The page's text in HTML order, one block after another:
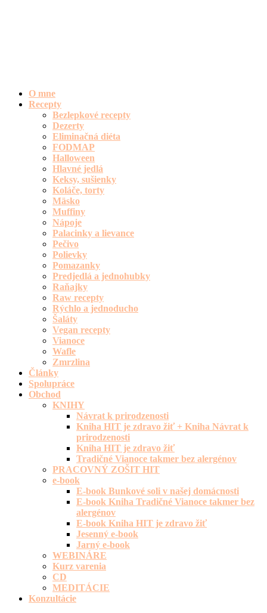
O mne
Recepty
Bezlepkové recepty
Dezerty
Eliminačná diéta
FODMAP
Halloween
Hlavné jedlá
Keksy, sušienky
Koláče, torty
Mäsko
Muffiny
Nápoje
Palacinky a lievance
Pečivo
Polievky
Pomazanky
Predjedlá a jednohubky
Raňajky
Raw recepty
Rýchlo a jednoducho
Šaláty
Vegan recepty
Vianoce
Wafle
Zmrzlina
Články
Spolupráce
Obchod
KNIHY
Návrat k prirodzenosti
Kniha HIT je zdravo žiť + Kniha Návrat k
prirodzenosti
Kniha HIT je zdravo žiť
Tradičné Vianoce takmer bez alergénov
PRACOVNÝ ZOŠIT HIT
e-book
E-book Bunkové soli v našej domácnosti
E-book Kniha Tradičné Vianoce takmer bez
alergénov
E-book Kniha HIT je zdravo žiť
Jesenný e-book
Jarný e-book
WEBINÁRE
Kurz varenia
CD
MEDITÁCIE
Konzultácie